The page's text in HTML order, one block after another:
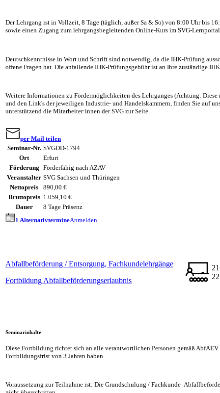
Der Lehrgang ist in Vollzeit, 8 Tage (täglich, außer Sa & So) von 8:00 Uhr bis
sowie einen Zugang zum lehrgangsbegleitenden Online-Kurs im SVG-
Deutschkenntnisse in Wort und Schrift sind notwendig, da die IHK-Prüfung
offene Fragen hat. Die anfallende IHK-Prüfungsgebühr ist an Ihre zuständige
Weitere Informationen zu Fördermöglichkeiten des Lehrganges (Achtung:
und den Link's der jeweiligen Industrie- und Handelskammern, finden Sie auf
unterstützend die Mitarbeiter:innen der SVG zur Seite.
per Mail teilen
Seminar-Nr. SVGDD-1794
Ort
Erfurt
Förderung Förderfähig nach AZAV
Veranstalter SVG Sachsen und Thüringen
Nettopreis
890,00 €
Bruttopreis 1.059,10 €
Dauer
8 Tage Präsenz
1 AlternativtermineAnmelden
Abfallbeförderung / Entsorgung, Fachkundelehrgänge
Fortbildung Abfallbeförderungserlaubnis
Seminarinhalte
Diese Fortbildung richtet sich an alle verantwortlichen Personen gemäß
Fortbildungsfrist von 3 Jahren haben.
Voraussetzung zur Teilnahme ist: Die Grundschulung / Fachkunde